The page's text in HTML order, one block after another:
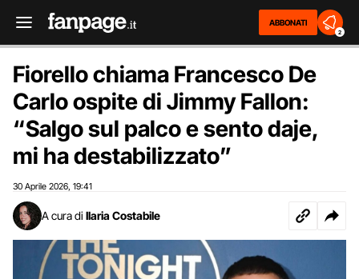
ABBONATI
2
Fiorello chiama Francesco De
Carlo ospite di Jimmy Fallon:
“Salgo sul palco e sento daje,
mi ha destabilizzato”
30 Aprile 2026 19:41
A cura di Ilaria Costabile